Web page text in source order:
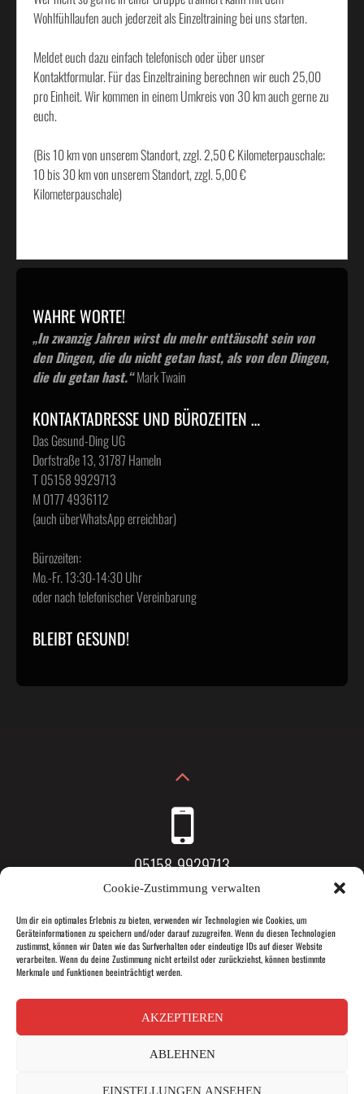
Cookie-Zustimmung verwalten
Um dir ein optimales Erlebnis zu bieten, verwenden wir Technologien wie Cookies, um
Geräteinformationen zu speichern und/oder darauf zuzugreifen. Wenn du diesen Technologien
zustimmst, können wir Daten wie das Surfverhalten oder eindeutige IDs auf dieser Website
verarbeiten. Wenn du deine Zustimmung nicht erteilst oder zurückziehst, können bestimmte
Merkmale und Funktionen beeinträchtigt werden.
AKZEPTIEREN
ABLEHNEN
EINSTELLUNGEN ANSEHEN
Wohlfühllaufen auch jederzeit als Einzeltraining bei uns starten.
Meldet euch dazu einfach telefonisch oder über unser
Kontaktformular. Für das Einzeltraining berechnen wir euch 25,00
pro Einheit. Wir kommen in einem Umkreis von 30 km auch gerne zu
euch.
(Bis 10 km von unserem Standort, zzgl. 2,50 € Kilometerpauschale;
10 bis 30 km von unserem Standort, zzgl. 5,00 €
Kilometerpauschale)
WAHRE WORTE!
„In zwanzig Jahren wirst du mehr enttäuscht sein von
den Dingen, die du nicht getan hast, als von den Dingen,
die du getan hast.“Mark Twain
KONTAKTADRESSE UND BÜROZEITEN …
Das Gesund-Ding UG
Dorfstraße 13, 31787 Hameln
T 05158 9929713
M 0177 4936112
(auch überWhatsApp erreichbar)
Bürozeiten:
Mo.-Fr. 13:30-14:30 Uhr
oder nach telefonischer Vereinbarung
BLEIBT GESUND!
05158-9929713
Dorfstraße 13, 31787 Hameln
info@das-gesund-ding.de